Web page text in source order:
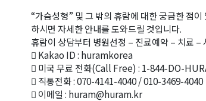
“가슴성형” 및 그 밖의 휴람에 대한 궁금한 점
하시면 자세한 안내를 도와드릴 것입니다.
휴람이 상담부터 병원선정 – 진료예약 – 치료
 Kakao ID : huramkorea
 미국 무료 전화(Call Free) : 1-844-DO-
 직통전화 : 070-4141-4040 / 010-3469-4040
 이메일 : huram@huram.kr